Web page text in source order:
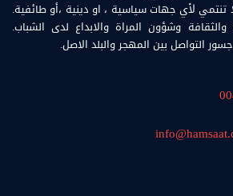
تنتمي لأي جهات سياسية ، او دينية ،أو طائفية.
وشؤون المراة والابداع لدى الشباب.
التواصل بين المهجر والبلد الاصل.